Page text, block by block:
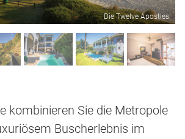
Die Twelve Apostles
kombinieren Sie die Metropole
Buscherlebnis im